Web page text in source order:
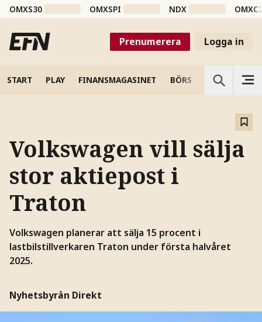
OMXS30 OMXSPI NDX
Prenumerera Logga in
START PLAY FINANSMAGASINET BÖRS VETENSKAP
Volkswagen vill sälja
stor aktiepost i
Traton
Volkswagen planerar att sälja 15 procent i
lastbilstillverkaren Traton under första halvåret
2025.
Nyhetsbyrån Direkt